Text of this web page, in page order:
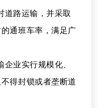
道路运输，并采取
通班车率，满足广
业实行规模化、
得封锁或者垄断道